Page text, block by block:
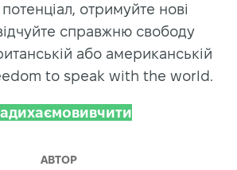
отримуйте нові
справжню свободу
або американській
to speak with the world.
АВТОР